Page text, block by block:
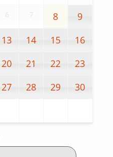
6 7 8
9
13 14 15
16
20 21 22
23
27 28 29
30